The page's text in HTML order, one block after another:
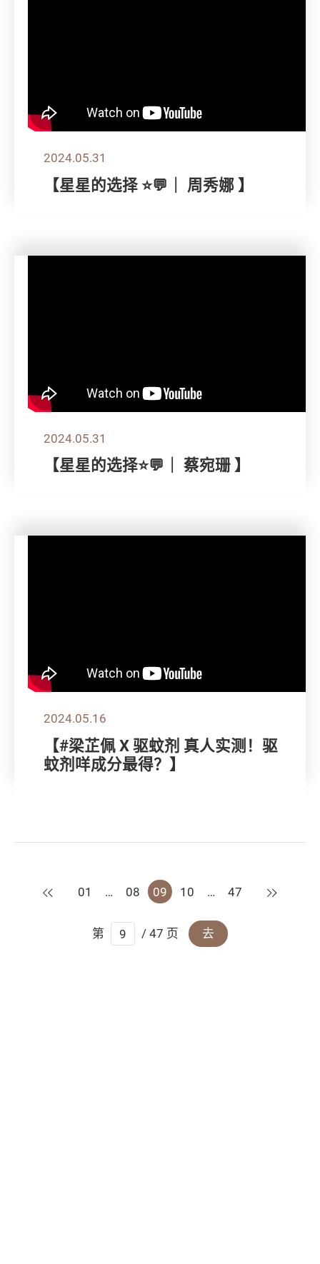
2024.05.31
【星星的选择 ⭐💬｜ 周秀娜 】
2024.05.31
【星星的选择⭐💬｜ 蔡宛珊 】
2024.05.16
【#梁芷佩 X 驱蚊剂 真人实测！驱
蚊剂咩成分最得？】
上一页
01 … 08 09 10 … 47 下一页
第 / 47 页 去